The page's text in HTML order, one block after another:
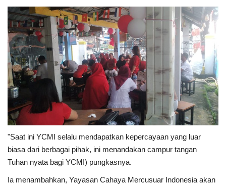
"Saat ini YCMI selalu mendapatkan kepercayaan yang luar
biasa dari berbagai pihak, ini menandakan campur tangan
Tuhan nyata bagi YCMI) pungkasnya.
Ia menambahkan, Yayasan Cahaya Mercusuar Indonesia akan